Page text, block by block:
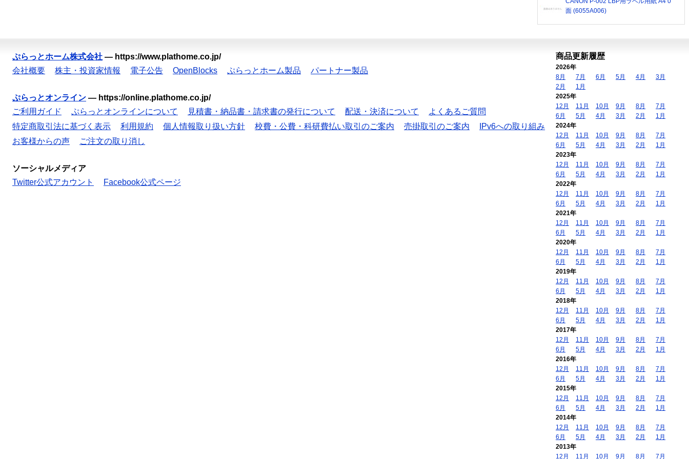
面 (6055A006)
ぷらっとホーム株式会社 — https://www.plathome.co.jp/
会社概要
株主・投資家情報 電子公告 OpenBlocks ぷらっとホーム製品 パートナー製品
ぷらっとオンライン — https://online.plathome.co.jp/
ご利用ガイド
ぷらっとオンラインについて 見積書・納品書・請求書の発行について 配送・決済について
よくあるご質問
特定商取引法に基づく表示
利用規約 個人情報取り扱い方針 校費・公費・科研費払い取引のご案内 売掛取引のご案内
IPv6への取り組み
お客様からの声
ご注文の取り消し
ソーシャルメディア
Twitter公式アカウント
Facebook公式ページ
商品更新履歴
2026年
8月
7月 6月 5月 4月
3月
2月
1月
2025年
12月
11月 10月 9月 8月
7月
6月
5月 4月 3月 2月
1月
2024年
12月
11月 10月 9月 8月
7月
6月
5月 4月 3月 2月
1月
2023年
12月
11月 10月 9月 8月
7月
6月
5月 4月 3月 2月
1月
2022年
12月
11月 10月 9月 8月
7月
6月
5月 4月 3月 2月
1月
2021年
12月
11月 10月 9月 8月
7月
6月
5月 4月 3月 2月
1月
2020年
12月
11月 10月 9月 8月
7月
6月
5月 4月 3月 2月
1月
2019年
12月
11月 10月 9月 8月
7月
6月
5月 4月 3月 2月
1月
2018年
12月
11月 10月 9月 8月
7月
6月
5月 4月 3月 2月
1月
2017年
12月
11月 10月 9月 8月
7月
6月
5月 4月 3月 2月
1月
2016年
12月
11月 10月 9月 8月
7月
6月
5月 4月 3月 2月
1月
2015年
12月
11月 10月 9月 8月
7月
6月
5月 4月 3月 2月
1月
2014年
12月
11月 10月 9月 8月
7月
6月
5月 4月 3月 2月
1月
2013年
12月
11月 10月 9月 8月 7月